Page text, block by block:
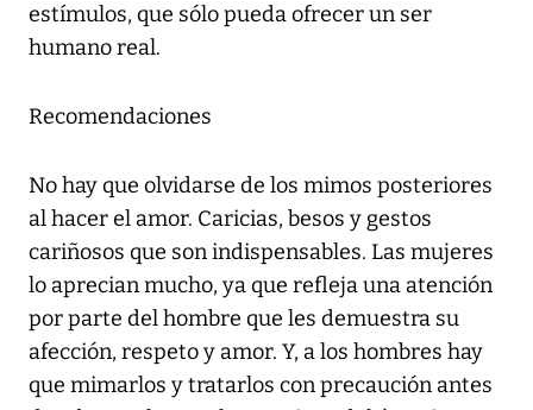
estímulos, que sólo pueda ofrecer un ser
humano real.
Recomendaciones
No hay que olvidarse de los mimos posteriores
al hacer el amor. Caricias, besos y gestos
cariñosos que son indispensables. Las mujeres
lo aprecian mucho, ya que refleja una atención
por parte del hombre que les demuestra su
afección, respeto y amor. Y, a los hombres hay
que mimarlos y tratarlos con precaución antes